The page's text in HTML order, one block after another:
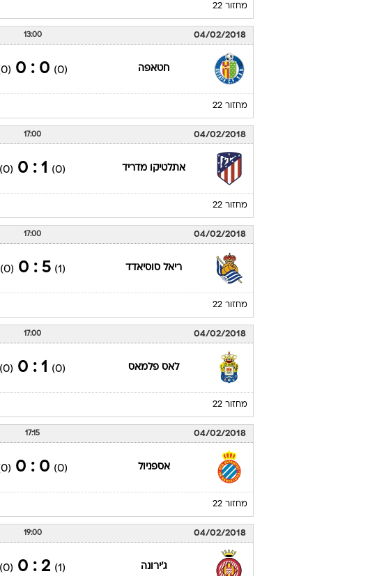
מחזור 22
04/02/2018
13:00
חטאפה (0)
0 : 0
(0)
מחזור 22
04/02/2018
17:00
אתלטיקו מדריד (0)
1 : 0
(0)
מחזור 22
04/02/2018
17:00
ריאל סוסיאדד (1)
5 : 0
(0)
מחזור 22
04/02/2018
17:00
לאס פלמאס (0)
1 : 0
(0)
מחזור 22
04/02/2018
17:15
אספניול (0)
0 : 0
(0)
מחזור 22
04/02/2018
19:00
ג'ירונה (1)
2 : 0
(0)